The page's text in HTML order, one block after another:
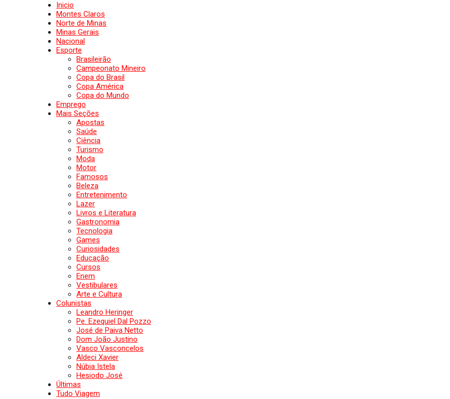
Inicio
Montes Claros
Norte de Minas
Minas Gerais
Nacional
Esporte
Brasileirão
Campeonato Mineiro
Copa do Brasil
Copa América
Copa do Mundo
Emprego
Mais Seções
Apostas
Saúde
Ciência
Turismo
Moda
Motor
Famosos
Beleza
Entretenimento
Lazer
Livros e Literatura
Gastronomia
Tecnologia
Games
Curiosidades
Educação
Cursos
Enem
Vestibulares
Arte e Cultura
Colunistas
Leandro Heringer
Pe. Ezequiel Dal Pozzo
José de Paiva Netto
Dom João Justino
Vasco Vasconcelos
Aldeci Xavier
Núbia Istela
Hesiodo José
Últimas
Tudo Viagem